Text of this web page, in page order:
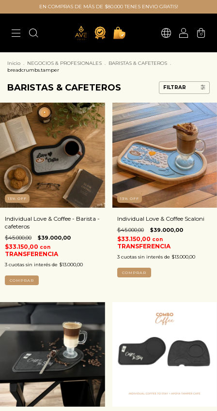
EN COMPRAS DE MÁS DE $80.000 TENES ENVIO GRATIS!
0
Inicio . NEGOCIOS & PROFESIONALES . BARISTAS & CAFETEROS .
breadcrumbs.tamper
BARISTAS & CAFETEROS FILTRAR
13% OFF
Individual Love & Coffee - Barista -
cafeteros
$45.000,00 $39.000,00
$33.150,00 con
TRANSFERENCIA
3 cuotas sin interés de $13.000,00
COMPRAR
13% OFF
Individual Love & Coffee Scaloni
$45.000,00 $39.000,00
$33.150,00 con
TRANSFERENCIA
3 cuotas sin interés de $13.000,00